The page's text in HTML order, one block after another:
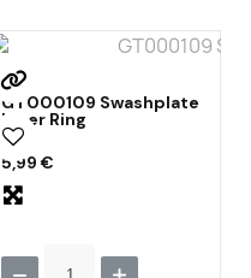
GT000109 Swashplate
Inner Ring
5,99 €